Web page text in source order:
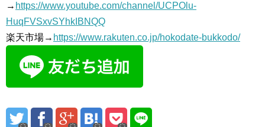
→ https://www.youtube.com/channel/UCPOlu-
HuqFVSxvSYhkIBNQQ
楽天市場→ https://www.rakuten.co.jp/hokodate-bukkodo/